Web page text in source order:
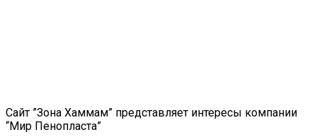
Сайт ”Зона Хаммам” представляет интересы компании
“Мир Пенопласта”